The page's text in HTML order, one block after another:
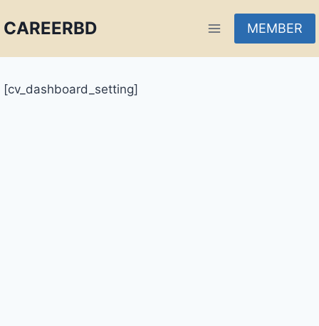
CAREERBD MEMBER
[cv_dashboard_setting]